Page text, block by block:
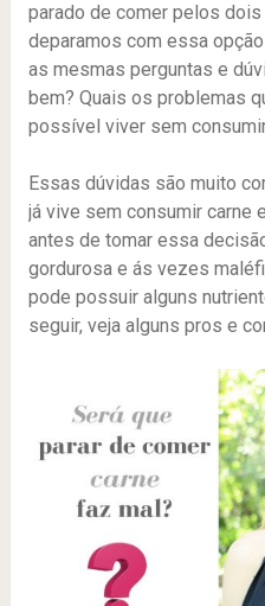
parado de comer pelos
deparamos com essa
as mesmas perguntas e
bem? Quais os problemas
possível viver sem
Essas dúvidas são muito
já vive sem consumir carne
antes de tomar essa
gordurosa e ás vezes
pode possuir alguns
seguir, veja alguns pros e